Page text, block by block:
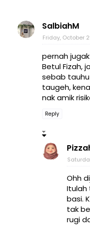
SalbiahM
Friday, October
pernah
Betul Fizah,
sebab
taugeh,
nak amik
Reply
Ohh
Itulah
basi.
tak
rugi